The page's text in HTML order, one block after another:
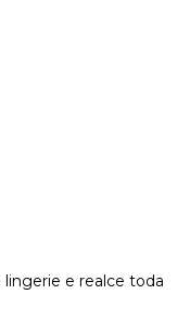
e realce toda